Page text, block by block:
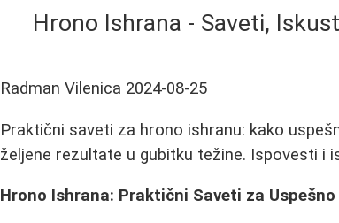
Hrono Ishrana - Saveti,
Radman Vilenica 2024-08-25
Praktični saveti za hrono ishranu: kako
željene rezultate u gubitku težine. Ispovesti i
Hrono Ishrana: Praktični Saveti za